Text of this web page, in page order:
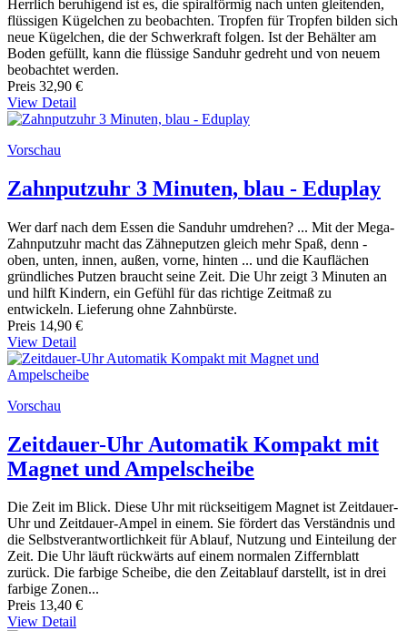
Herrlich beruhigend ist es, die spiralförmig nach unten gleitenden,
flüssigen Kügelchen zu beobachten. Tropfen für Tropfen bilden sich
neue Kügelchen, die der Schwerkraft folgen. Ist der Behälter am
Boden gefüllt, kann die flüssige Sanduhr gedreht und von neuem
beobachtet werden.
Preis 32,90 €
View Detail
Vorschau
Zahnputzuhr 3 Minuten, blau - Eduplay
Wer darf nach dem Essen die Sanduhr umdrehen? ... Mit der Mega-
Zahnputzuhr macht das Zähneputzen gleich mehr Spaß, denn -
oben, unten, innen, außen, vorne, hinten ... und die Kauflächen
gründliches Putzen braucht seine Zeit. Die Uhr zeigt 3 Minuten an
und hilft Kindern, ein Gefühl für das richtige Zeitmaß zu
entwickeln. Lieferung ohne Zahnbürste.
Preis 14,90 €
View Detail
Vorschau
Zeitdauer-Uhr Automatik Kompakt mit
Magnet und Ampelscheibe
Die Zeit im Blick. Diese Uhr mit rückseitigem Magnet ist Zeitdauer-
Uhr und Zeitdauer-Ampel in einem. Sie fördert das Verständnis und
die Selbstverantwortlichkeit für Ablauf, Nutzung und Einteilung der
Zeit. Die Uhr läuft rückwärts auf einem normalen Ziffernblatt
zurück. Die farbige Scheibe, die den Zeitablauf darstellt, ist in drei
farbige Zonen...
Preis 13,40 €
View Detail